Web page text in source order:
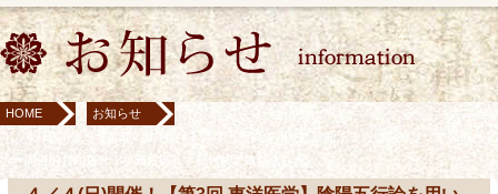
HOME
お知らせ
４／４(日)開催！【第3回 東洋医学】陰陽五行論を用いた診断法＆カウンセリング習得セミ
ナー開催のお知らせ！※満員御礼！受付終了致しました。